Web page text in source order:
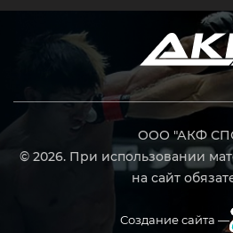
ООО "АКФ
© 2026. При использовании
на сайт
Создание сайта —
Нажмите Enter для поиска или